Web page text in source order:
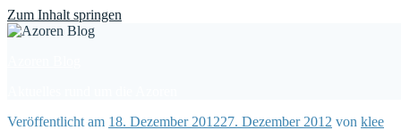
Zum Inhalt springen
Veröffentlicht am 18. Dezember 201227. Dezember 2012 von klee